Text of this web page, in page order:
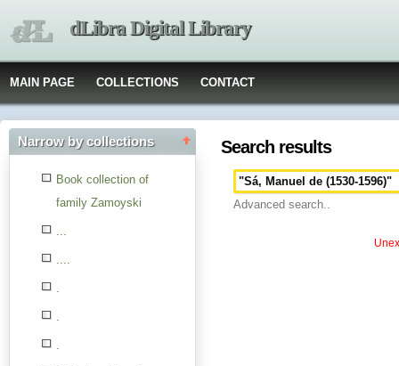
dLibra Digital Library
MAIN PAGE COLLECTIONS CONTACT
Narrow by collections
Book collection of
family Zamoyski
...
....
.
.
.
Search results
Advanced search..